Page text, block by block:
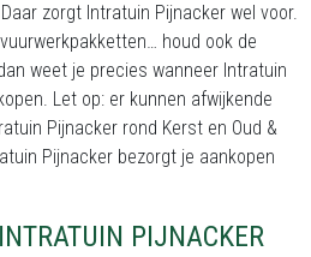
zorgt Intratuin Pijnacker wel voor.
houd ook de
weet je precies wanneer Intratuin
Let op: er kunnen afwijkende
Pijnacker rond Kerst en Oud &
Pijnacker bezorgt je aankopen
PIJNACKER